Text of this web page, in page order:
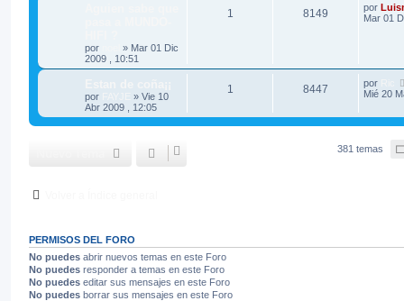
por » Mar 01 Dic
2009 , 10:51
1 8149 por
Mar 01
por » Vie 10
Abr 2009 , 12:05
1 8447 por
Mié 20
381 temas
PERMISOS DEL FORO
No puedes abrir nuevos temas en este Foro
No puedes responder a temas en este Foro
No puedes editar sus mensajes en este Foro
No puedes borrar sus mensajes en este Foro